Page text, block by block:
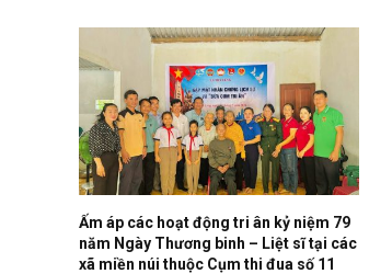
Ấm áp các hoạt động tri ân kỷ niệm 79
năm Ngày Thương binh – Liệt sĩ tại các
xã miền núi thuộc Cụm thi đua số 11